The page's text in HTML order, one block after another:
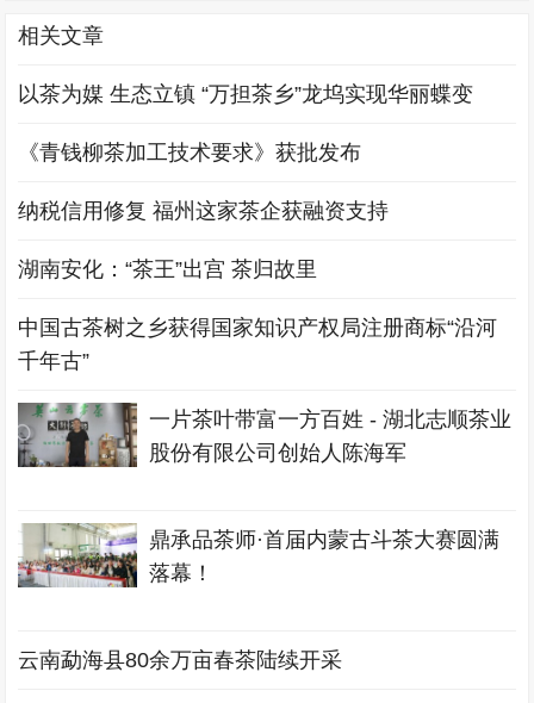
相关文章
以茶为媒 生态立镇 “万担茶乡”龙坞实现华丽蝶变
《青钱柳茶加工技术要求》获批发布
纳税信用修复 福州这家茶企获融资支持
湖南安化：“茶王”出宫 茶归故里
中国古茶树之乡获得国家知识产权局注册商标“沿河
千年古”
一片茶叶带富一方百姓 - 湖北志顺茶业
股份有限公司创始人陈海军
鼎承品茶师·首届内蒙古斗茶大赛圆满
落幕！
云南勐海县80余万亩春茶陆续开采